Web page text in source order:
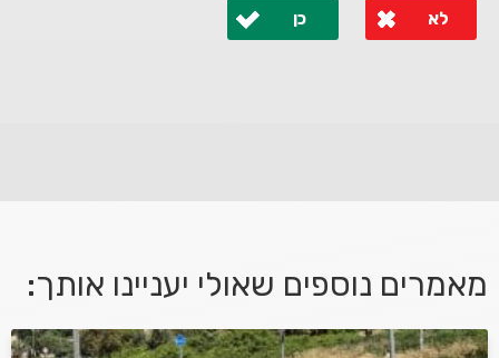
לא כן
מאמרים נוספים שאולי יעניינו אותך: